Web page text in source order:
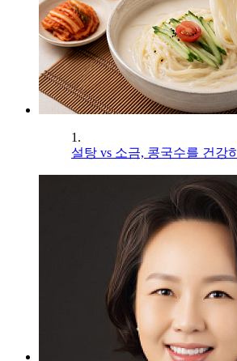
1.
설탕 vs 소금, 콩국수를 건강